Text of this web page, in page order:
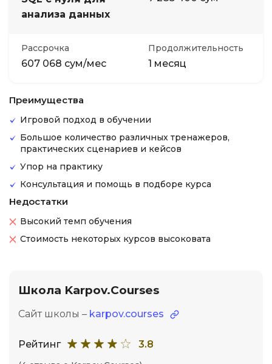
анализа данных
Рассрочка
607 068 сум/мес
Продолжительность
1 месяц
Преимущества
Игровой подход в обучении
Большое количество различных тренажеров,
практических сценариев и кейсов
Упор на практику
Консультация и помощь в подборе курса
Недостатки
Высокий темп обучения
Стоимость некоторых курсов высоковата
Школа Karpov.Courses
Сайт школы – karpov.courses
Рейтинг 3.8